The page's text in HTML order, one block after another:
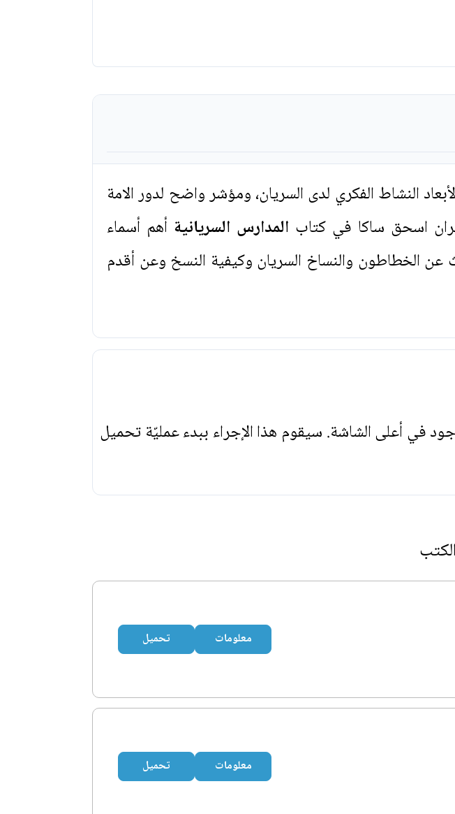
النشاط الفكري لدى السريان، ومؤشر واضح لدور الامة
اسحق ساكا في كتاب المدارس السريانية أهم أسماء
عن الخطاطون والنساخ السريان وكيفية النسخ وعن أقدم
في أعلى الشاشة. سيقوم هذا الإجراء ببدء عمليّة تحميل
معلومات تحميل
معلومات تحميل